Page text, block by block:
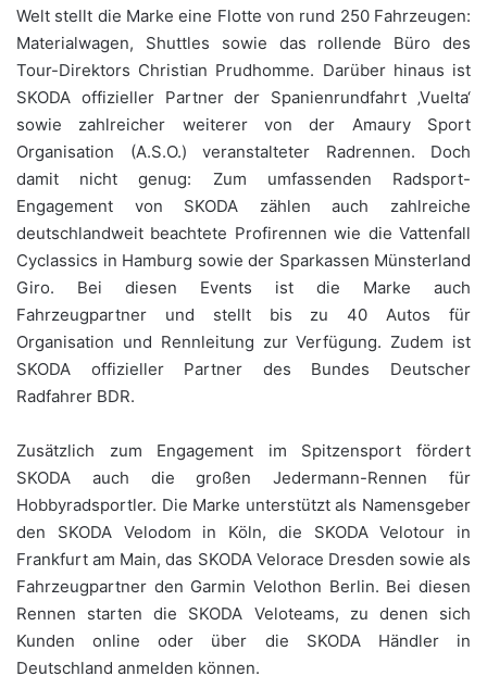
Welt stellt die Marke eine Flotte von rund 250 Fahrzeugen:
Materialwagen, Shuttles sowie das rollende Büro des
Tour-Direktors Christian Prudhomme. Darüber hinaus ist
SKODA offizieller Partner der Spanienrundfahrt ‚Vuelta‘
sowie zahlreicher weiterer von der Amaury Sport
Organisation (A.S.O.) veranstalteter Radrennen. Doch
damit nicht genug: Zum umfassenden Radsport-
Engagement von SKODA zählen auch zahlreiche
deutschlandweit beachtete Profirennen wie die Vattenfall
Cyclassics in Hamburg sowie der Sparkassen Münsterland
Giro. Bei diesen Events ist die Marke auch
Fahrzeugpartner und stellt bis zu 40 Autos für
Organisation und Rennleitung zur Verfügung. Zudem ist
SKODA offizieller Partner des Bundes Deutscher
Radfahrer BDR.
Zusätzlich zum Engagement im Spitzensport fördert
SKODA auch die großen Jedermann-Rennen für
Hobbyradsportler. Die Marke unterstützt als Namensgeber
den SKODA Velodom in Köln, die SKODA Velotour in
Frankfurt am Main, das SKODA Velorace Dresden sowie als
Fahrzeugpartner den Garmin Velothon Berlin. Bei diesen
Rennen starten die SKODA Veloteams, zu denen sich
Kunden online oder über die SKODA Händler in
Deutschland anmelden können.